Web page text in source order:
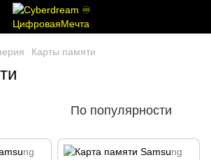
Карты памяти
По популярности